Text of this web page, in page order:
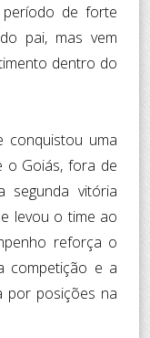
de forte
pai, mas vem
dentro do
conquistou uma
o Goiás, fora de
segunda vitória
levou o time ao
reforça o
competição e a
por posições na